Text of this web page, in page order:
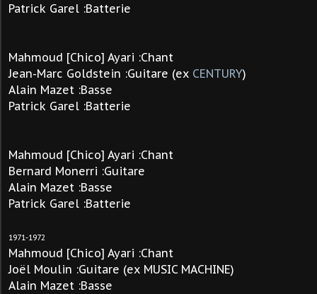
Patrick Garel :Batterie
Mahmoud [Chico] Ayari :Chant
Jean-Marc Goldstein :Guitare (ex CENTURY)
Alain Mazet :Basse
Patrick Garel :Batterie
Mahmoud [Chico] Ayari :Chant
Bernard Monerri :Guitare
Alain Mazet :Basse
Patrick Garel :Batterie
1971-1972
Mahmoud [Chico] Ayari :Chant
Joël Moulin :Guitare (ex MUSIC MACHINE)
Alain Mazet :Basse